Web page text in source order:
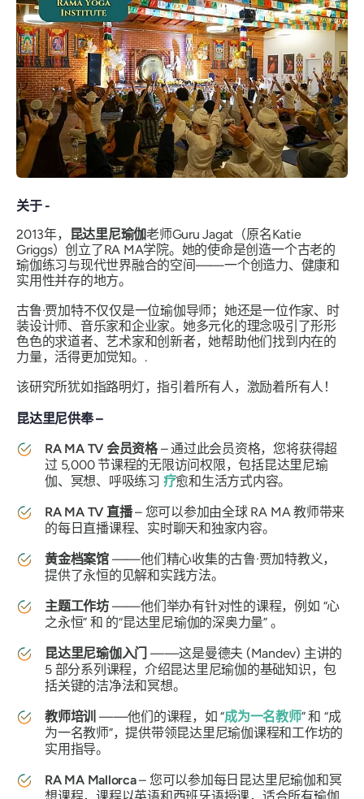
关于 -
2013年，
昆达里尼瑜伽老师Guru Jagat（原名Katie
Griggs）创立了RA MA学院。她的使命是创造一个古老的
瑜伽练习与现代世界融合的空间——一个创造力、健康和
实用性并存的地方。
古鲁·贾加特不仅仅是一位瑜伽导师；她还是一位作家、时
装设计师、音乐家和企业家。她多元化的理念吸引了形形
色色的求道者、艺术家和创新者，她帮助他们找到内在的
力量，活得更加觉知。.
该研究所犹如指路明灯，指引着所有人，激励着所有人！
昆达里尼供奉 –
RA MA TV 会员资格– 通过此会员资格，您将获得超
过 5,000 节课程的无限访问权限，包括昆达里尼瑜
伽、冥想、呼吸练习 疗愈和生活方式内容。
RA MA TV 直播– 您可以参加由全球 RA MA 教师带来
的每日直播课程、实时聊天和独家内容。
黄金档案馆——他们精心收集的古鲁·贾加特教义，
提供了永恒的见解和实践方法。
主题工作坊——他们举办有针对性的课程，例如 “心
之永恒” 和 的“昆达里尼瑜伽的深奥力量”。
昆达里尼瑜伽入门 ——这是曼德夫 (Mandev) 主讲的
5 部分系列课程，介绍昆达里尼瑜伽的基础知识，包
括关键的洁净法和冥想。
教师培训 ——他们的课程，如“成为一名教师”和 “成
为一名教师”，提供带领昆达里尼瑜伽课程和工作坊的
实用指导。
RA MA Mallorca– 您可以参加每日昆达里尼瑜伽和冥
想课程，课程以英语和西班牙语授课，适合所有瑜伽